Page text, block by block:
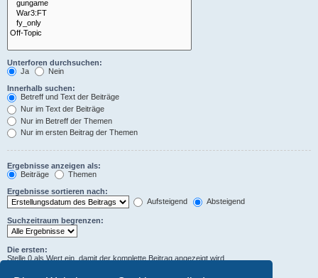
Unterforen durchsuchen:
Ja
Nein
Innerhalb suchen:
Betreff und Text der Beiträge
Nur im Text der Beiträge
Nur im Betreff der Themen
Nur im ersten Beitrag der Themen
Ergebnisse anzeigen als:
Beiträge
Themen
Ergebnisse sortieren nach:
Aufsteigend
Absteigend
Suchzeitraum begrenzen:
Die ersten:
Stelle 0 als Wert ein, damit der komplette Beitrag angezeigt wird.